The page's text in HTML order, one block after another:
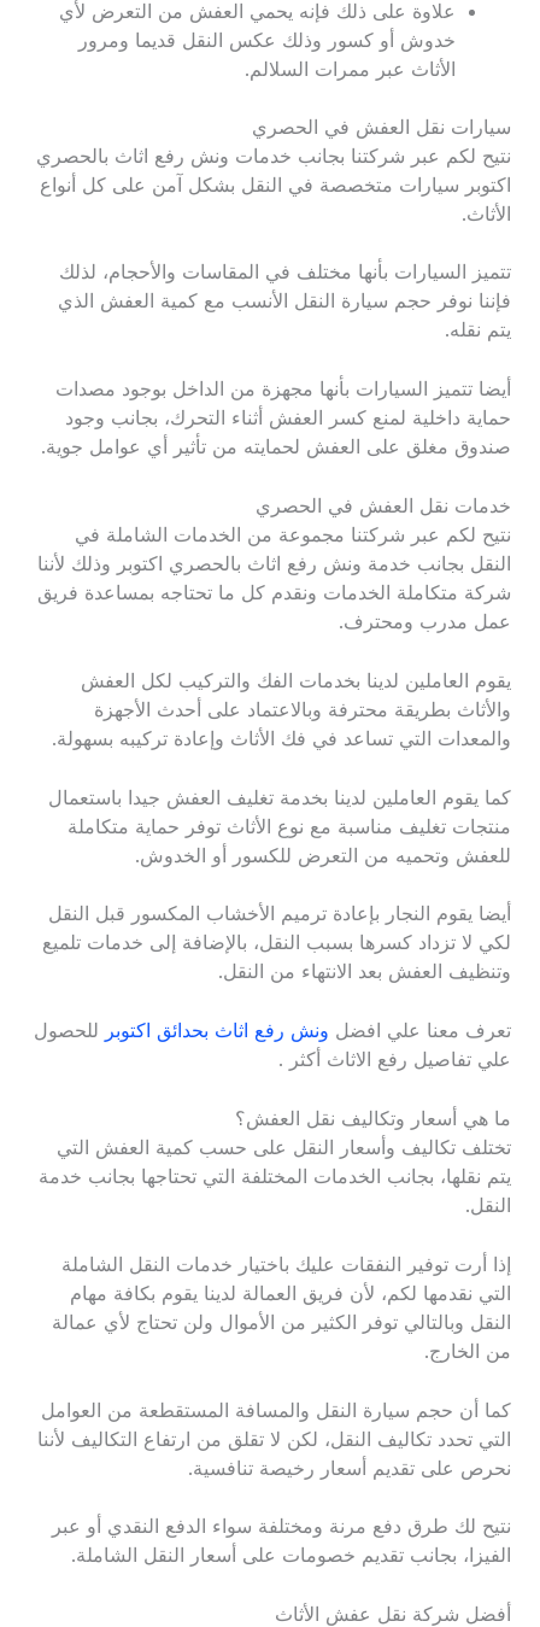
علاوة على ذلك فإنه يحمي العفش من التعرض لأي
خدوش أو كسور وذلك عكس النقل قديما ومرور
الأثاث عبر ممرات السلالم.
سيارات نقل العفش في الحصري
نتيح لكم عبر شركتنا بجانب خدمات ونش رفع اثاث بالحصري
اكتوبر سيارات متخصصة في النقل بشكل آمن على كل أنواع
الأثاث.
تتميز السيارات بأنها مختلف في المقاسات والأحجام، لذلك
فإننا نوفر حجم سيارة النقل الأنسب مع كمية العفش الذي
يتم نقله.
أيضا تتميز السيارات بأنها مجهزة من الداخل بوجود مصدات
حماية داخلية لمنع كسر العفش أثناء التحرك، بجانب وجود
صندوق مغلق على العفش لحمايته من تأثير أي عوامل جوية.
خدمات نقل العفش في الحصري
نتيح لكم عبر شركتنا مجموعة من الخدمات الشاملة في
النقل بجانب خدمة ونش رفع اثاث بالحصري اكتوبر وذلك لأننا
شركة متكاملة الخدمات ونقدم كل ما تحتاجه بمساعدة فريق
عمل مدرب ومحترف.
يقوم العاملين لدينا بخدمات الفك والتركيب لكل العفش
والأثاث بطريقة محترفة وبالاعتماد على أحدث الأجهزة
والمعدات التي تساعد في فك الأثاث وإعادة تركيبه بسهولة.
كما يقوم العاملين لدينا بخدمة تغليف العفش جيدا باستعمال
منتجات تغليف مناسبة مع نوع الأثاث توفر حماية متكاملة
للعفش وتحميه من التعرض للكسور أو الخدوش.
أيضا يقوم النجار بإعادة ترميم الأخشاب المكسور قبل النقل
لكي لا تزداد كسرها بسبب النقل، بالإضافة إلى خدمات تلميع
وتنظيف العفش بعد الانتهاء من النقل.
تعرف معنا علي افضل ونش رفع اثاث بحدائق اكتوبر
للحصول
علي تفاصيل رفع الاثاث أكثر .
ما هي أسعار وتكاليف نقل العفش؟
تختلف تكاليف وأسعار النقل على حسب كمية العفش التي
يتم نقلها، بجانب الخدمات المختلفة التي تحتاجها بجانب خدمة
النقل.
إذا أرت توفير النفقات عليك باختيار خدمات النقل الشاملة
التي نقدمها لكم، لأن فريق العمالة لدينا يقوم بكافة مهام
النقل وبالتالي توفر الكثير من الأموال ولن تحتاج لأي عمالة
من الخارج.
كما أن حجم سيارة النقل والمسافة المستقطعة من العوامل
التي تحدد تكاليف النقل، لكن لا تقلق من ارتفاع التكاليف لأننا
نحرص على تقديم أسعار رخيصة تنافسية.
نتيح لك طرق دفع مرنة ومختلفة سواء الدفع النقدي أو عبر
الفيزا، بجانب تقديم خصومات على أسعار النقل الشاملة.
أفضل شركة نقل عفش الأثاث